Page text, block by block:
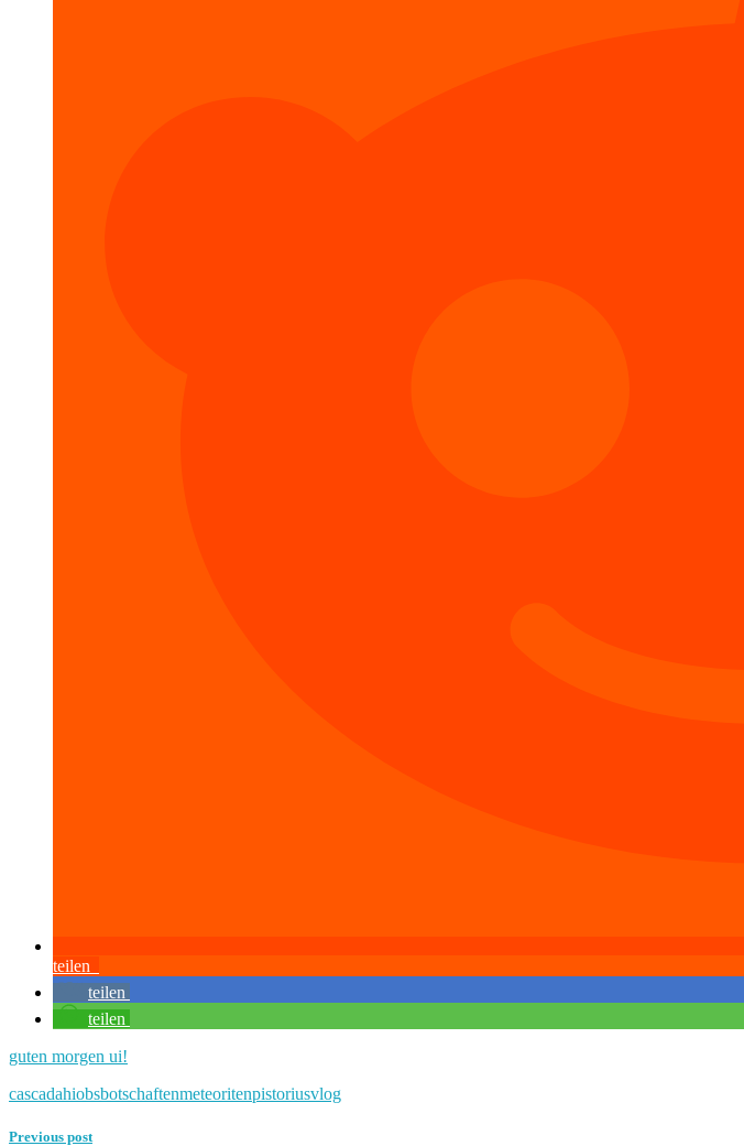
teilen
teilen
teilen
guten morgen ui!
cascadahiobsbotschaftenmeteoritenpistoriusvlog
Previous post